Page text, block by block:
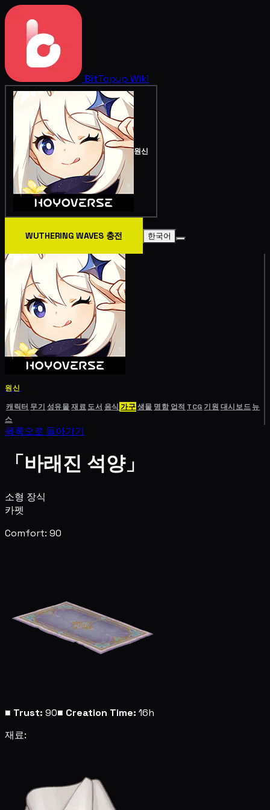
BitTopup Wiki
원신
WUTHERING WAVES 충전 한국어
원신
캐릭터 무기 성유물재료도서 음식 가구생물 명함 업적 TCG기원 대시보드뉴
스
목록으로 돌아가기
「바래진 석양」
소형 장식
카펫
Comfort: 90
■ Trust: 90■ Creation Time: 16h
재료: